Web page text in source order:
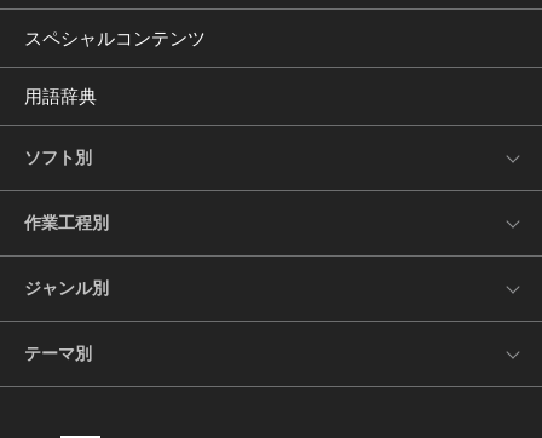
スペシャルコンテンツ
用語辞典
ソフト別
作業工程別
ジャンル別
テーマ別